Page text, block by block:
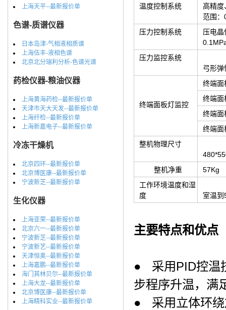
上海天平--最新报价单
色谱-质谱仪器
日本岛津-气相液相质谱
上海伍丰-液相色谱
北京北分瑞利分析-色谱光谱
药检仪器-粮油仪器
上海黄海药检--最新报价单
天津市天大天发--最新报价单
上海纤检--最新报价单
上海新嘉电子--最新报价单
冷冻干燥机
北京四环--最新报价单
北京博医康--最新报价单
宁波新芝--最新报价单
生化仪器
上海亚荣--最新报价单
北京六一--最新报价单
宁波新芝--最新报价单
宁波新艺--最新报价单
天津恒奥--最新报价单
上海嘉鹏--最新报价单
海门其林贝尔--最新报价单
上海大龙--最新报价单
北京博医康--最新报价单
上海精科实业--最新报价单
温度控制系统
高精
范围
压力控制系统
压电
压力监控系统
弓形
终端面板灯监控
终端面
终端面
终端面
终端面
整机物理尺寸
整机净重
57Kg
工作环境温度和湿
度
室温
主要特点和优点
● 采用PID控温
步程序升温，满
● 采用立体环绕